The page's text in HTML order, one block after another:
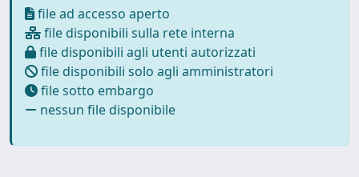
file ad accesso aperto
file disponibili sulla rete interna
file disponibili agli utenti autorizzati
file disponibili solo agli amministratori
file sotto embargo
nessun file disponibile